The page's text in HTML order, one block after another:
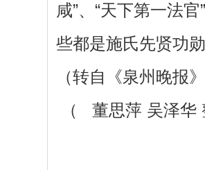
咸”、“天下第一法官
些都是施氏先贤功
（转自《泉州晚报
（ 董思萍 吴泽华